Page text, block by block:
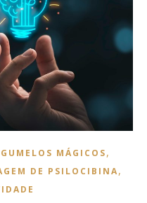
MÁGICOS,
DE PSILOCIBINA,